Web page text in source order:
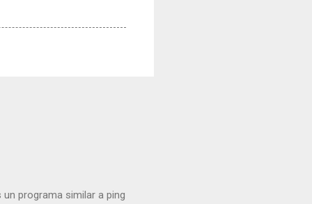
programa similar a ping